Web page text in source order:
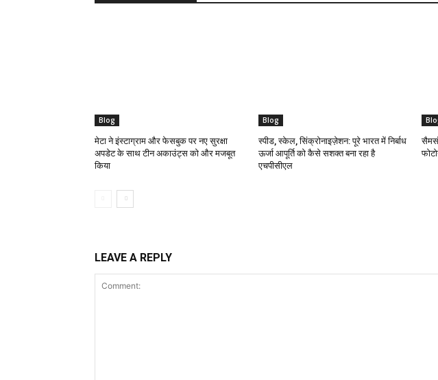
Blog
मेटा ने इंस्टाग्राम और फेसबुक पर नए सुरक्षा
अपडेट के साथ टीन अकाउंट्स को और मजबूत
किया
Blog
स्पीड, स्केल, सिंक्रोनाइज़ेशन: पूरे भारत में निर्बाध
ऊर्जा आपूर्ति को कैसे सशक्त बना रहा है
एचपीसीएल
LEAVE A REPLY